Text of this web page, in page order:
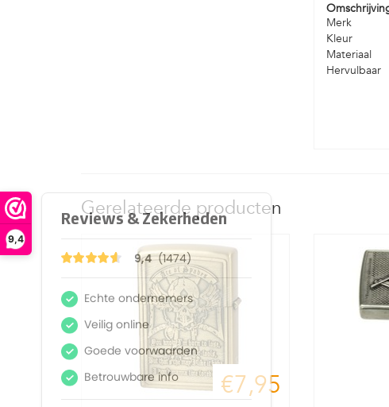
9,4
Merk
Kleur
Materiaal
Hervulbaar
Gerelateerde producten
€7,95